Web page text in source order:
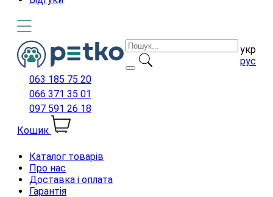
укр
рус
063 185 75 20
066 371 35 01
097 591 26 18
Кошик
Каталог товарів
Про нас
Доставка і оплата
Гарантія